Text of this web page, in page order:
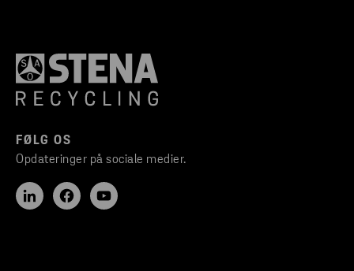
FØLG OS
Opdateringer på sociale medier.